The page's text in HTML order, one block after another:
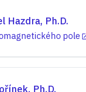
Hazdra, Ph.D.
pole
Ph.D.